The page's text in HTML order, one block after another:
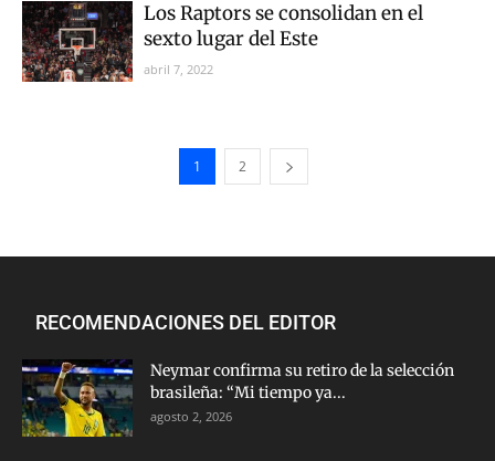
Los Raptors se consolidan en el
sexto lugar del Este
abril 7, 2022
1 2
RECOMENDACIONES DEL EDITOR
Neymar confirma su retiro de la selección
brasileña: “Mi tiempo ya...
agosto 2, 2026